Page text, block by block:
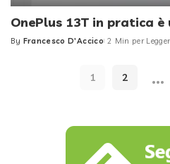
OnePlus 13T in pratica
Posted
By Francesco D'Accico 2 Min per
1 2 …